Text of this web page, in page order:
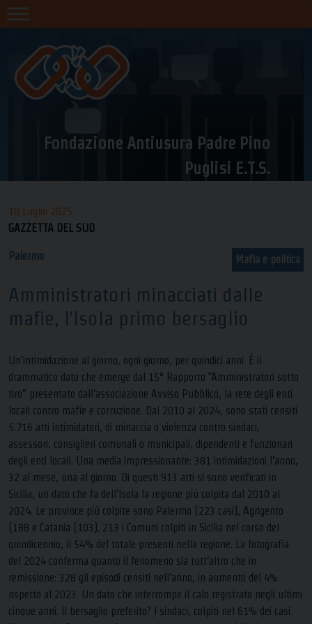
Skip
to
Fondazione Antiusura Padre Pino
Puglisi E.T.S.
10 Luglio 2025
GAZZETTA DEL SUD
Mafia e politica
Palermo
Amministratori minacciati dalle
mafie, l’Isola primo bersaglio
Un’intimidazione al giorno, ogni giorno, per quindici anni. È il
drammatico dato che emerge dal 15° Rapporto “Amministratori sotto
tiro” presentato dall’associazione Avviso Pubblico, la rete degli enti
locali contro mafie e corruzione. Dal 2010 al 2024, sono stati censiti
5.716 atti intimidatori, di minaccia o violenza contro sindaci,
assessori, consiglieri comunali o municipali, dipendenti e funzionari
degli enti locali. Una media impressionante: 381 intimidazioni l’anno,
32 al mese, una al giorno. Di questi 913 atti si sono verificati in
Sicilia, un dato che fa dell’Isola la regione più colpita dal 2010 al
2024. Le province più colpite sono Palermo (223 casi), Agrigento
(188 e Catania (103). 213 i Comuni colpiti in Sicilia nel corso del
quindicennio, il 54% del totale presenti nella regione. La fotografia
del 2024 conferma quanto il fenomeno sia tutt’altro che in
remissione: 328 gli episodi censiti nell’anno, in aumento del 4%
rispetto al 2023. Un dato che interrompe il calo registrato negli ultimi
cinque anni. Il bersaglio preferito? I sindaci, colpiti nel 61% dei casi.